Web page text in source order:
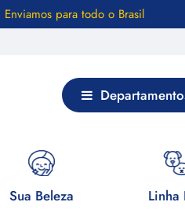
para todo o Brasil
Sua Beleza Linha